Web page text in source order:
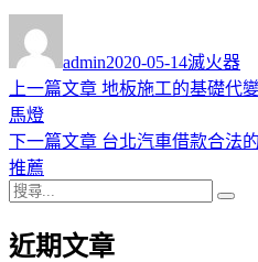
者
admin佈
日
2020-05-14類
滅火器
文
章
導
覽
上一篇文章 上
篇
地板施工的基礎代
馬燈
下一篇文章 下
章:
台北汽車借款合法
推薦
搜
關
近期文章